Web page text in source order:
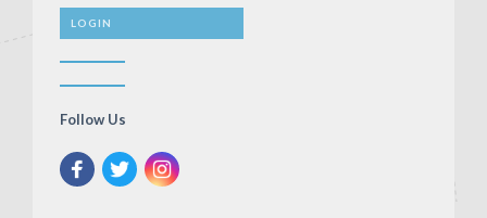
Follow Us